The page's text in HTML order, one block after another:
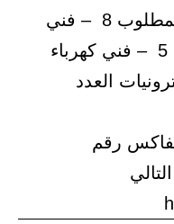
– مباشر مقدم طعام العدد المطلوب 8 – فني
تبريد وتكييف العدد المطلوب 5 – فني كهرباء
الكترونيات العدد
رقم
التالي